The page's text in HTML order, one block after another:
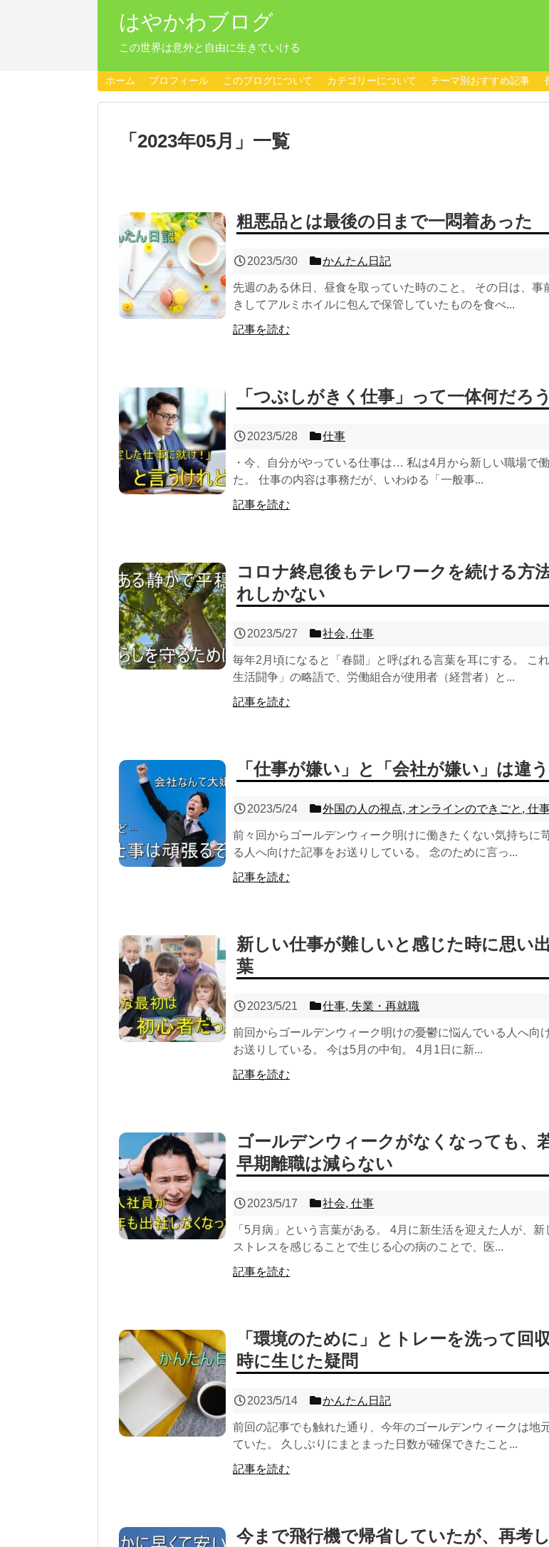
はやかわブログ
この世界は意外と自由に生きていける
ホーム プロフィール このブログについて カテゴリーについて テーマ別おすすめ記事
「 2023年05月 」 一覧
粗悪品とは最後の日まで一悶着あった
2023/5/30 かんたん日記
先週のある休日、昼食を取っていた時のこと。 その日は、事
きしてアルミホイルに包んで保管していたものを食べ...
記事を読む
「つぶしがきく仕事」って一体何だろ
2023/5/28 仕事
・今、自分がやっている仕事は… 私は4月から新しい職場で
た。 仕事の内容は事務だが、いわゆる「一般事...
記事を読む
コロナ終息後もテレワークを続ける方
れしかない
2023/5/27 社会,仕事
毎年2月頃になると「春闘」と呼ばれる言葉を耳にする。 こ
生活闘争」の略語で、労働組合が使用者（経営者）と...
記事を読む
「仕事が嫌い」と「会社が嫌い」は違う
2023/5/24 外国の人の視点, オンラインのできごと ,仕
前々回からゴールデンウィーク明けに働きたくない気持ちに
る人へ向けた記事をお送りしている。 念のために言っ...
記事を読む
新しい仕事が難しいと感じた時に思い
葉
2023/5/21 仕事, 失業・再就職
前回からゴールデンウィーク明けの憂鬱に悩んでいる人へ向
お送りしている。 今は5月の中旬。 4月1日に新...
記事を読む
ゴールデンウィークがなくなっても、
早期離職は減らない
2023/5/17 社会,仕事
「5月病」という言葉がある。 4月に新生活を迎えた人が、新
ストレスを感じることで生じる心の病のことで、医...
記事を読む
「環境のために」とトレーを洗って回
時に生じた疑問
2023/5/14 かんたん日記
前回の記事でも触れた通り、今年のゴールデンウィークは地
ていた。 久しぶりにまとまった日数が確保できたこと...
記事を読む
今まで飛行機で帰省していたが、再考